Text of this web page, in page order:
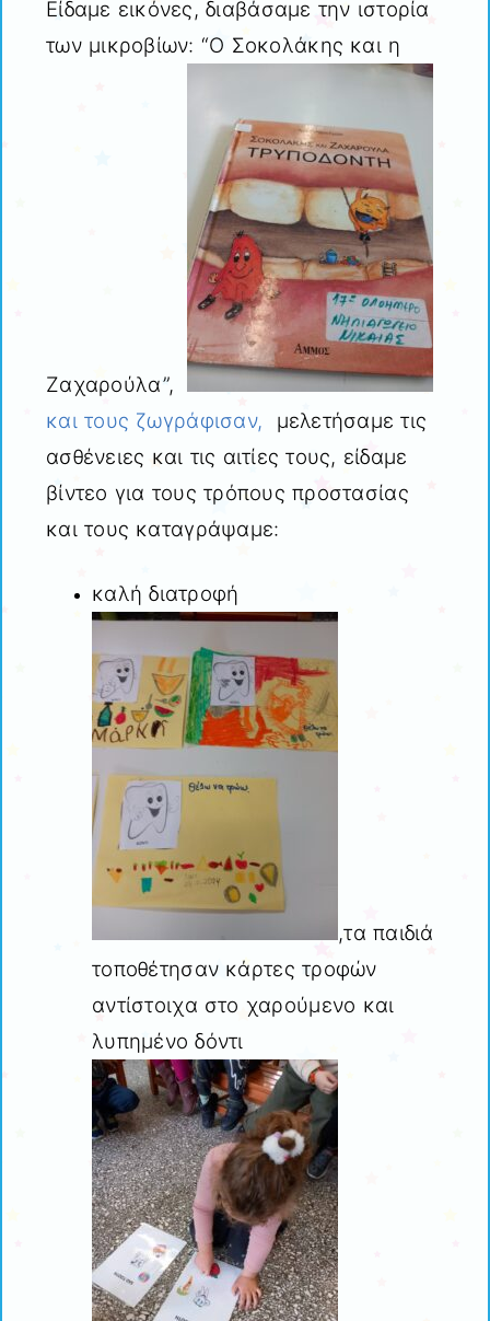
Είδαμε εικόνες, διαβάσαμε την ιστορία
των μικροβίων: “Ο Σοκολάκης και η
Ζαχαρούλα”,
και τους ζωγράφισαν,
μελετήσαμε τις
ασθένειες και τις αιτίες τους, είδαμε
βίντεο για τους τρόπους προστασίας
και τους καταγράψαμε:
καλή διατροφή
,τα παιδιά
τοποθέτησαν κάρτες τροφών
αντίστοιχα στο χαρούμενο και
λυπημένο δόντι